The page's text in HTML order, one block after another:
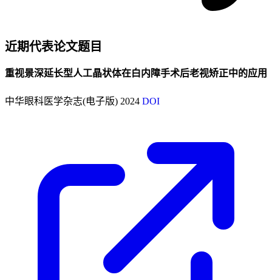
近期代表论文题目
重视景深延长型人工晶状体在白内障手术后老视矫正中的应用
中华眼科医学杂志(电子版) 2024 DOI